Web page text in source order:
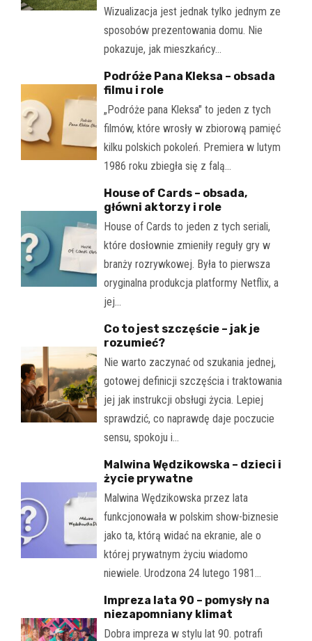
Wizualizacja jest jednak tylko jednym ze
sposobów prezentowania domu. Nie
pokazuje, jak mieszkańcy…
Podróże Pana Kleksa – obsada
filmu i role
„Podróże pana Kleksa" to jeden z tych
filmów, które wrosły w zbiorową pamięć
kilku polskich pokoleń. Premiera w lutym
1986 roku zbiegła się z falą…
House of Cards – obsada,
główni aktorzy i role
House of Cards to jeden z tych seriali,
które dosłownie zmieniły reguły gry w
branży rozrywkowej. Była to pierwsza
oryginalna produkcja platformy Netflix, a
jej…
Co to jest szczęście – jak je
rozumieć?
Nie warto zaczynać od szukania jednej,
gotowej definicji szczęścia i traktowania
jej jak instrukcji obsługi życia. Lepiej
sprawdzić, co naprawdę daje poczucie
sensu, spokoju i…
Malwina Wędzikowska – dzieci i
życie prywatne
Malwina Wędzikowska przez lata
funkcjonowała w polskim show-biznesie
jako ta, którą widać na ekranie, ale o
której prywatnym życiu wiadomo
niewiele. Urodzona 24 lutego 1981…
Impreza lata 90 – pomysły na
niezapomniany klimat
Dobra impreza w stylu lat 90. potrafi